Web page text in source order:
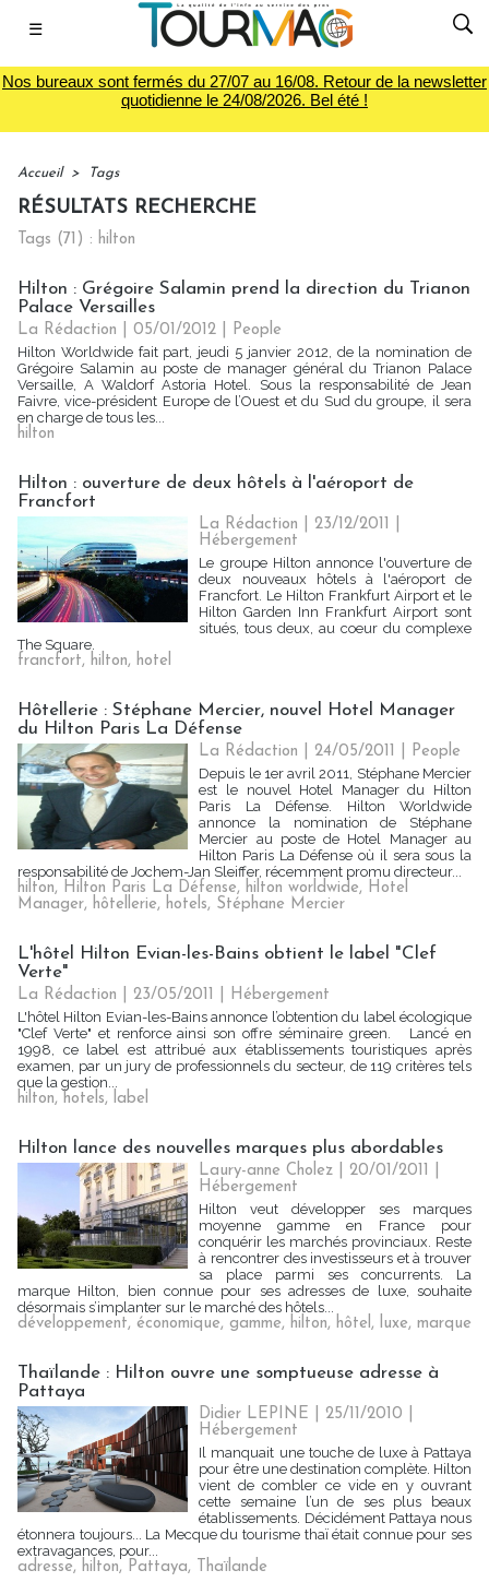
☰
Nos bureaux sont fermés du 27/07 au 16/08. Retour de la newsletter
quotidienne le 24/08/2026. Bel été !
Accueil > Tags
RÉSULTATS RECHERCHE
Tags (71) : hilton
Hilton : Grégoire Salamin prend la direction du Trianon
Palace Versailles
La Rédaction | 05/01/2012
People
Hilton Worldwide fait part, jeudi 5 janvier 2012, de la nomination de
Grégoire Salamin au poste de manager général du Trianon Palace
Versaille, A Waldorf Astoria Hotel. Sous la responsabilité de Jean
Faivre, vice-président Europe de l’Ouest et du Sud du groupe, il sera
en charge de tous les...
hilton
Hilton : ouverture de deux hôtels à l'aéroport de
Francfort
La Rédaction | 23/12/2011
Hébergement
Le groupe Hilton annonce l'ouverture de
deux nouveaux hôtels à l'aéroport de
Francfort. Le Hilton Frankfurt Airport et le
Hilton Garden Inn Frankfurt Airport sont
situés, tous deux, au coeur du complexe
The Square.
francfort, hilton, hotel
Hôtellerie : Stéphane Mercier, nouvel Hotel Manager
du Hilton Paris La Défense
La Rédaction | 24/05/2011
People
Depuis le 1er avril 2011, Stéphane Mercier
est le nouvel Hotel Manager du Hilton
Paris La Défense. Hilton Worldwide
annonce la nomination de Stéphane
Mercier au poste de Hotel Manager au
Hilton Paris La Défense où il sera sous la
responsabilité de Jochem-Jan Sleiffer, récemment promu directeur...
hilton, Hilton Paris La Défense, hilton worldwide, Hotel
Manager, hôtellerie, hotels, Stéphane Mercier
L'hôtel Hilton Evian-les-Bains obtient le label "Clef
Verte"
La Rédaction | 23/05/2011
Hébergement
L'hôtel Hilton Evian-les-Bains annonce l’obtention du label écologique
"Clef Verte" et renforce ainsi son offre séminaire green. Lancé en
1998, ce label est attribué aux établissements touristiques après
examen, par un jury de professionnels du secteur, de 119 critères tels
que la gestion...
hilton, hotels, label
Hilton lance des nouvelles marques plus abordables
Laury-anne Cholez | 20/01/2011
Hébergement
Hilton veut développer ses marques
moyenne gamme en France pour
conquérir les marchés provinciaux. Reste
à rencontrer des investisseurs et à trouver
sa place parmi ses concurrents. La
marque Hilton, bien connue pour ses adresses de luxe, souhaite
désormais s’implanter sur le marché des hôtels...
développement, économique, gamme, hilton, hôtel, luxe, marque
Thaïlande : Hilton ouvre une somptueuse adresse à
Pattaya
Didier LEPINE | 25/11/2010
Hébergement
Il manquait une touche de luxe à Pattaya
pour être une destination complète. Hilton
vient de combler ce vide en y ouvrant
cette semaine l’un de ses plus beaux
établissements. Décidément Pattaya nous
étonnera toujours... La Mecque du tourisme thaï était connue pour ses
extravagances, pour...
adresse, hilton, Pattaya, Thaïlande